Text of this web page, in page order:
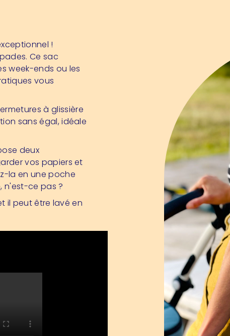
!
Ce sac
week-ends ou les
vous
à glissière
sans égal, idéale
deux
vos papiers et
la en une poche
n'est-ce pas ?
il peut être lavé en